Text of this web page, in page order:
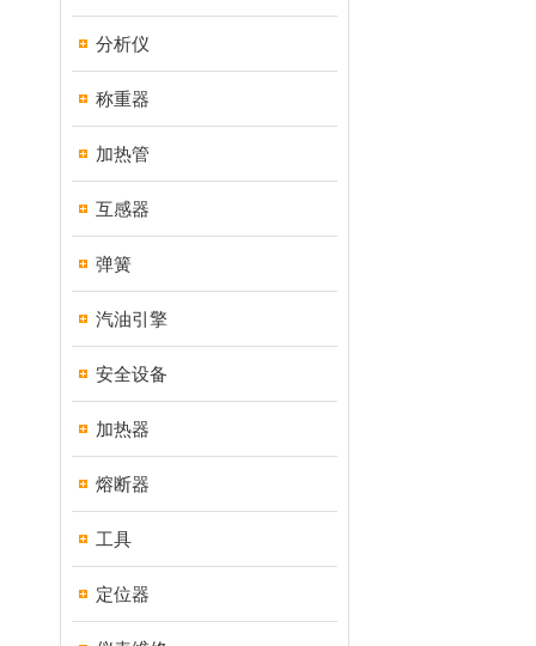
分析仪
称重器
加热管
互感器
弹簧
汽油引擎
安全设备
加热器
熔断器
工具
定位器